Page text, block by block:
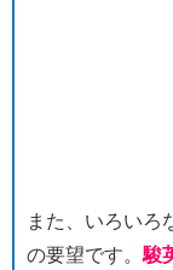
また、いろいろ
の要望です。駿